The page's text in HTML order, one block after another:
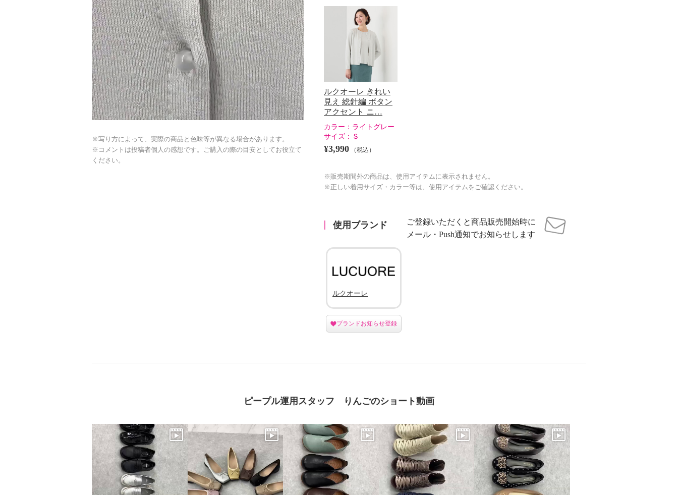
0:21/0:21
※写り方によって、実際の商品と色味等が異なる場合があります。
※コメントは投稿者個人の感想です。ご購入の際の目安としてお役立て
ください。
ルクオーレ きれい
見え 総針編 ボタン
アクセント ニ…
カラー： ライトグレー
サイズ： Ｓ
¥3,990 （税込）
※販売期間外の商品は、使用アイテムに表示されません。
※正しい着用サイズ・カラー等は、使用アイテムをご確認ください。
使用ブランド
ご登録いただくと商品販売開始時に
メール・Push通知でお知らせします
ルクオーレ
ブランドお知らせ登録
ピープル運用スタッフ りんごのショート動画